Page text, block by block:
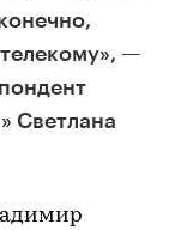
—
Светлана